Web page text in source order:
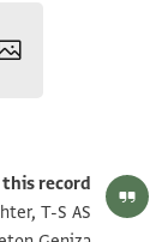
T-S AS 146.328 1v
record:
T-S AS